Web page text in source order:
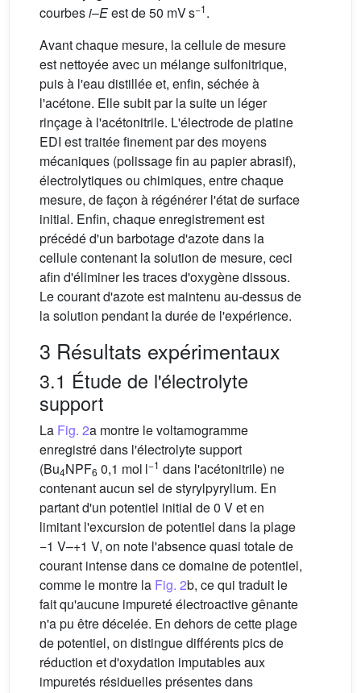
courbesi–Eest de 50 mV s−1.
Avant chaque mesure, la cellule de mesure
est nettoyée avec un mélange sulfonitrique,
puis à l'eau distillée et, enfin, séchée à
l'acétone. Elle subit par la suite un léger
rinçage à l'acétonitrile. L'électrode de platine
EDI est traitée finement par des moyens
mécaniques (polissage fin au papier abrasif),
électrolytiques ou chimiques, entre chaque
mesure, de façon à régénérer l'état de surface
initial. Enfin, chaque enregistrement est
précédé d'un barbotage d'azote dans la
cellule contenant la solution de mesure, ceci
afin d'éliminer les traces d'oxygène dissous.
Le courant d'azote est maintenu au-dessus de
la solution pendant la durée de l'expérience.
3 Résultats expérimentaux
3.1 Étude de l'électrolyte
support
La Fig. 2a montre le voltamogramme
enregistré dans l'électrolyte support
(Bu4NPF6 0,1 mol l−1 dans l'acétonitrile) ne
contenant aucun sel de styrylpyrylium. En
partant d'un potentiel initial de 0 V et en
limitant l'excursion de potentiel dans la plage
−1 V–+1 V, on note l'absence quasi totale de
courant intense dans ce domaine de potentiel,
comme le montre la Fig. 2b, ce qui traduit le
fait qu'aucune impureté électroactive gênante
n'a pu être décelée. En dehors de cette plage
de potentiel, on distingue différents pics de
réduction et d'oxydation imputables aux
impuretés résiduelles présentes dans